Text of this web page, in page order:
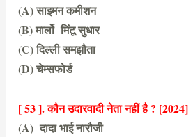
(A) साइमन कमीशन
(B) मार्लो मिंटू सुधार
(C) दिल्ली समझौता
(D) चेम्सफोर्ड
[ 53 ]. कौन उदारवादी नेता नहीं है ? [2024]
(A) दादा भाई नारौजी